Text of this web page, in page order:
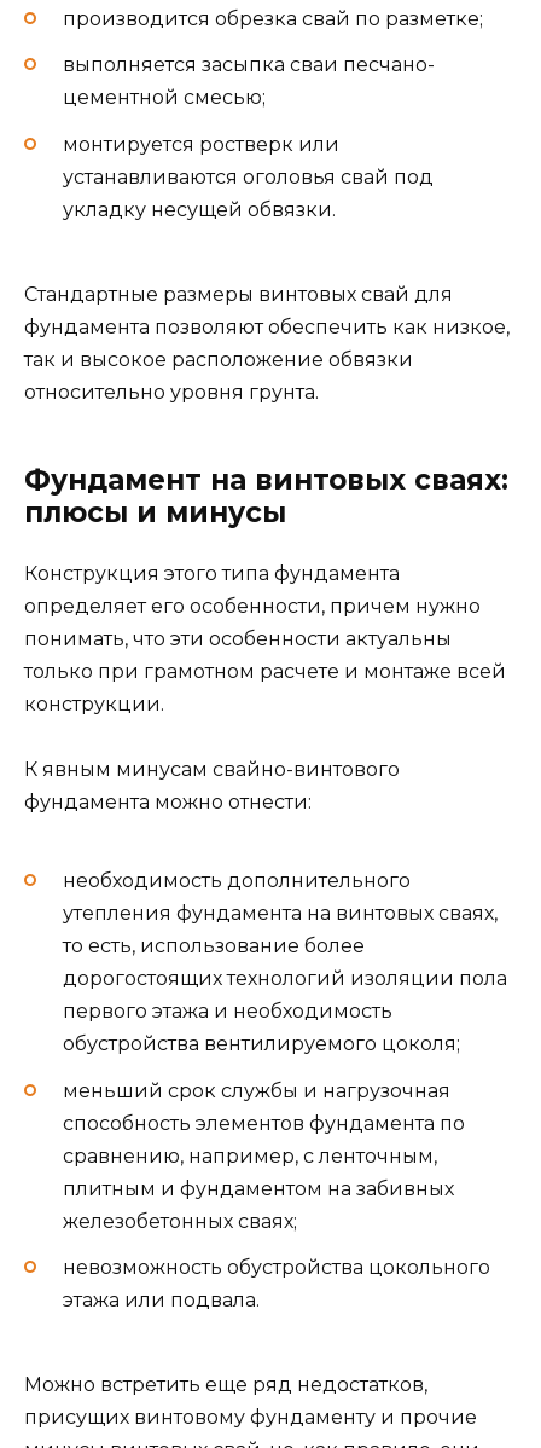
производится обрезка свай по разметке;
выполняется засыпка сваи песчано-
цементной смесью;
монтируется ростверк или
устанавливаются оголовья свай под
укладку несущей обвязки.
Стандартные размеры винтовых свай для
фундамента позволяют обеспечить как низкое,
так и высокое расположение обвязки
относительно уровня грунта.
Фундамент на винтовых сваях:
плюсы и минусы
Конструкция этого типа фундамента
определяет его особенности, причем нужно
понимать, что эти особенности актуальны
только при грамотном расчете и монтаже всей
конструкции.
К явным минусам свайно-винтового
фундамента можно отнести:
необходимость дополнительного
утепления фундамента на винтовых сваях,
то есть, использование более
дорогостоящих технологий изоляции пола
первого этажа и необходимость
обустройства вентилируемого цоколя;
меньший срок службы и нагрузочная
способность элементов фундамента по
сравнению, например, с ленточным,
плитным и фундаментом на забивных
железобетонных сваях;
невозможность обустройства цокольного
этажа или подвала.
Можно встретить еще ряд недостатков,
присущих винтовому фундаменту и прочие